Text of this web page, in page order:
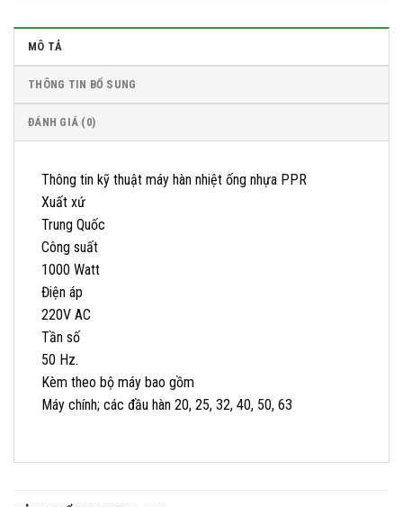
MÔ TẢ
THÔNG TIN BỔ SUNG
ĐÁNH GIÁ (0)
Thông tin kỹ thuật máy hàn nhiệt ống nhựa PPR
Xuất xứ
Trung Quốc
Công suất
1000 Watt
Điện áp
220V AC
Tần số
50 Hz.
Kèm theo bộ máy bao gồm
Máy chính; các đầu hàn 20, 25, 32, 40, 50, 63